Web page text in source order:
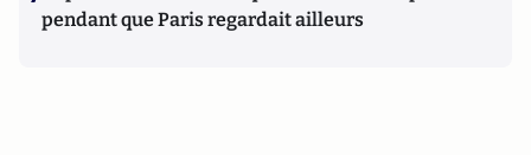
pendant que Paris regardait ailleurs